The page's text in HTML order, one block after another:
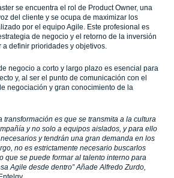
se encuentra el rol de Product Owner, una
del cliente y se ocupa de maximizar los
por el equipo Agile. Este profesional es
de negocio y el retorno de la inversión
definir prioridades y objetivos.
negocio a corto y largo plazo es esencial para
y, al ser el punto de comunicación con el
negociación y gran conocimiento de la
transformación es que se transmita a la cultura
y no solo a equipos aislados, y para ello
y tendrán una gran demanda en los
no es estrictamente necesario buscarlos
que se puede formar al talento interno para
Agile desde dentro” Añade Alfredo Zurdo,